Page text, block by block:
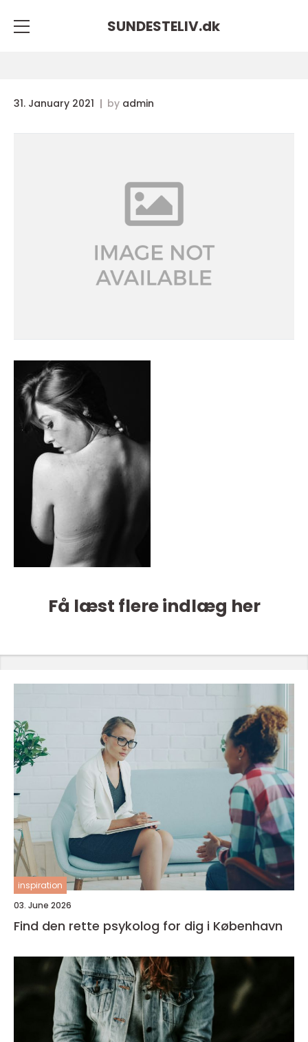
SUNDESTELIV.dk
31. January 2021 by admin
Få læst flere indlæg her
inspiration
03. June 2026
Find den rette psykolog for dig i København